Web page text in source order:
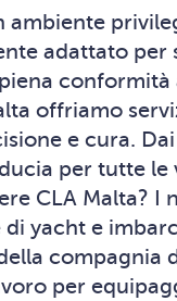
ambiente
adattato per
offriamo
e cura.
per tutte le
CLA Malta?
di yacht e
compagnia
per